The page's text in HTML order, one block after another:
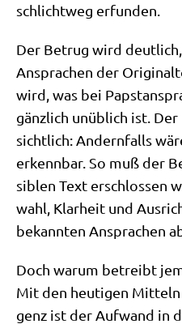
schlicht­weg erfunden.
Der Betrug wird
Anspra­chen der
wird, was bei
gänz­lich unüb­lich ist.
sicht­lich: Andern­falls
erkenn­bar. So muß der
si­blen Text erschlos­sen
wahl, Klar­heit und
bekann­ten Anspra­chen
Doch war­um betreibt
Mit den heu­ti­gen
genz ist der Auf­wand in